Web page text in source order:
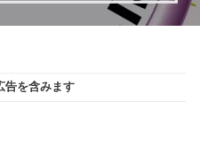
告を含みます